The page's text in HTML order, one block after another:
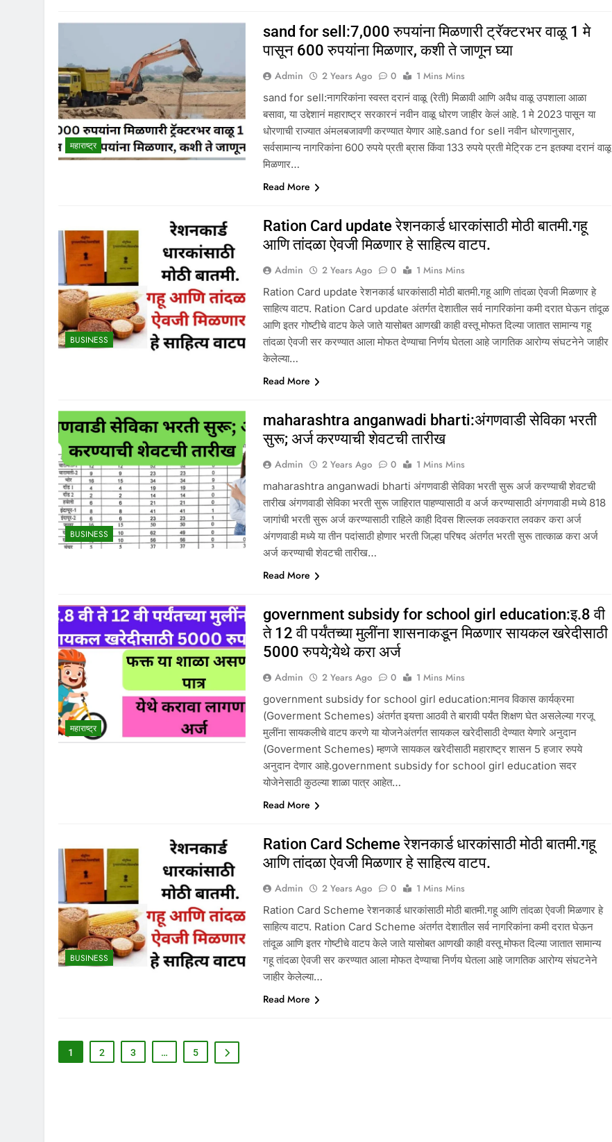
महाराष्ट्र
sand for sell:7,000 रुपयांना मिळणारी ट्रॅक्टरभर वाळू 1 मे
पासून 600 रुपयांना मिळणार, कशी ते जाणून घ्या
Admin 2 Years Ago 0
1 Mins Mins
sand for sell:नागरिकांना स्वस्त दरानं वाळू (रेती) मिळावी आणि अवैध वाळू उपशाला आळा
बसावा, या उद्देशानं महाराष्ट्र सरकारनं नवीन वाळू धोरण जाहीर केलं आहे. 1 मे 2023 पासून या
धोरणाची राज्यात अंमलबजावणी करण्यात येणार आहे.sand for sell नवीन धोरणानुसार,
सर्वसामान्य नागरिकांना 600 रुपये प्रती ब्रास किंवा 133 रुपये प्रती मेट्रिक टन इतक्या दरानं वाळू
मिळणार…
Read More
BUSINESS
Ration Card update रेशनकार्ड धारकांसाठी मोठी बातमी.गहू
आणि तांदळा ऐवजी मिळणार हे साहित्य वाटप.
Admin 2 Years Ago 0
1 Mins Mins
Ration Card update रेशनकार्ड धारकांसाठी मोठी बातमी.गहू आणि तांदळा ऐवजी मिळणार हे
साहित्य वाटप. Ration Card update अंतर्गत देशातील सर्व नागरिकांना कमी दरात घेऊन तांदूळ
आणि इतर गोष्टीचे वाटप केले जाते यासोबत आणखी काही वस्तू मोफत दिल्या जातात सामान्य गहू
तांदळा ऐवजी सर करण्यात आला मोफत देण्याचा निर्णय घेतला आहे जागतिक आरोग्य संघटनेने जाहीर
केलेल्या…
Read More
BUSINESS
maharashtra anganwadi bharti:अंगणवाडी सेविका भरती
सुरू; अर्ज करण्याची शेवटची तारीख
Admin 2 Years Ago 0
1 Mins Mins
maharashtra anganwadi bharti अंगणवाडी सेविका भरती सुरू अर्ज करण्याची शेवटची
तारीख अंगणवाडी सेविका भरती सुरू जाहिरात पाहण्यासाठी व अर्ज करण्यासाठी अंगणवाडी मध्ये 818
जागांची भरती सुरू अर्ज करण्यासाठी राहिले काही दिवस शिल्लक लवकरात लवकर करा अर्ज
अंगणवाडी मध्ये या तीन पदांसाठी होणार भरती जिल्हा परिषद अंतर्गत भरती सुरू तात्काळ करा अर्ज
अर्ज करण्याची शेवटची तारीख…
Read More
महाराष्ट्र
government subsidy for school girl education:इ.8 वी
ते 12 वी पर्यंतच्या मुलींना शासनाकडून मिळणार सायकल खरेदीसाठी
5000 रुपये;येथे करा अर्ज
Admin 2 Years Ago 0
1 Mins Mins
government subsidy for school girl education:मानव विकास कार्यक्रमा
(Goverment Schemes) अंतर्गत इयत्ता आठवी ते बारावी पर्यंत शिक्षण घेत असलेल्या गरजू
मुलींना सायकलीचे वाटप करणे या योजनेअंतर्गत सायकल खरेदीसाठी देण्यात येणारे अनुदान
(Goverment Schemes) म्हणजे सायकल खरेदीसाठी महाराष्ट्र शासन 5 हजार रुपये
अनुदान देणार आहे.government subsidy for school girl education सदर
योजेनेसाठी कुठल्या शाळा पात्र आहेत…
Read More
BUSINESS
Ration Card Scheme रेशनकार्ड धारकांसाठी मोठी बातमी.गहू
आणि तांदळा ऐवजी मिळणार हे साहित्य वाटप.
Admin 2 Years Ago 0
1 Mins Mins
Ration Card Scheme रेशनकार्ड धारकांसाठी मोठी बातमी.गहू आणि तांदळा ऐवजी मिळणार हे
साहित्य वाटप. Ration Card Scheme अंतर्गत देशातील सर्व नागरिकांना कमी दरात घेऊन
तांदूळ आणि इतर गोष्टीचे वाटप केले जाते यासोबत आणखी काही वस्तू मोफत दिल्या जातात सामान्य
गहू तांदळा ऐवजी सर करण्यात आला मोफत देण्याचा निर्णय घेतला आहे जागतिक आरोग्य संघटनेने
जाहीर केलेल्या…
Read More
1 2 3 … 5